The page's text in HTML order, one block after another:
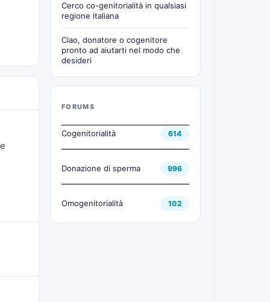
Cerco co-genitorialità in qualsiasi
regione italiana
Ciao, donatore o cogenitore
pronto ad aiutarti nel modo che
desideri
FORUMS
Cogenitorialità 614
Donazione di sperma 996
Omogenitorialità 102